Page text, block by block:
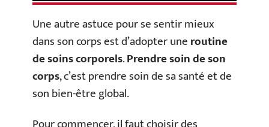
Une autre astuce pour se sentir mieux
dans son corps est d’adopter uneroutine
de soins corporels.Prendre soin de son
corps, c’est prendre soin de sa santé et de
son bien-être global.